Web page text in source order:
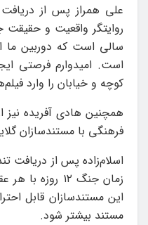
علی همراز پس از
روایتگر واقعیت و حقیقت
سالی است که دوربین ما
است. امیدوارم فرصتی
کوچه و خیابان را وارد
همچنین هادی آفریده نیز
فرهنگی با مستندسازان
اسلام‌زاده پس از دریافت
زمان جنگ ۱۲
این مستندسازان قابل
مستند بیشتر شود.